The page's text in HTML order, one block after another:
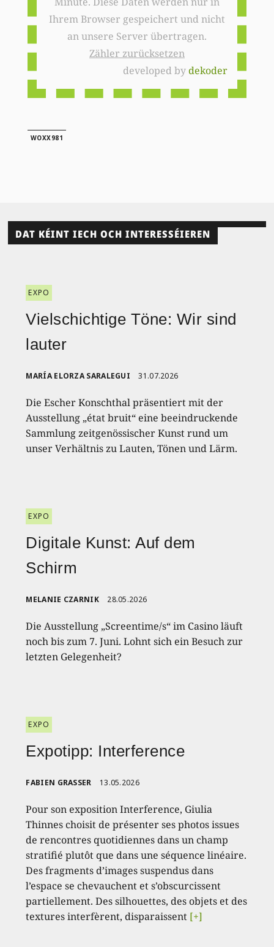
Ihrem Browser gespeichert und nicht
an unsere Server übertragen.
Zähler zurücksetzen
developed bydekoder
WOXX981
DAT KÉINT IECH OCH INTERESSÉIEREN
EXPO
Vielschichtige Töne: Wir sind
lauter
MARÍA ELORZA SARALEGUI 31.07.2026
Die Escher Konschthal präsentiert mit der
Ausstellung „état bruit“ eine beeindruckende
Sammlung zeitgenössischer Kunst rund um
unser Verhältnis zu Lauten, Tönen und Lärm.
EXPO
Digitale Kunst: Auf dem
Schirm
MELANIE CZARNIK 28.05.2026
Die Ausstellung „Screentime/s“ im Casino läuft
noch bis zum 7. Juni. Lohnt sich ein Besuch zur
letzten Gelegenheit?
EXPO
Expotipp: Interference
FABIEN GRASSER 13.05.2026
Pour son exposition Interference, Giulia
Thinnes choisit de présenter ses photos issues
de rencontres quotidiennes dans un champ
stratifié plutôt que dans une séquence linéaire.
Des fragments d’images suspendus dans
l’espace se chevauchent et s’obscurcissent
partiellement. Des silhouettes, des objets et des
textures interfèrent, disparaissent [+]